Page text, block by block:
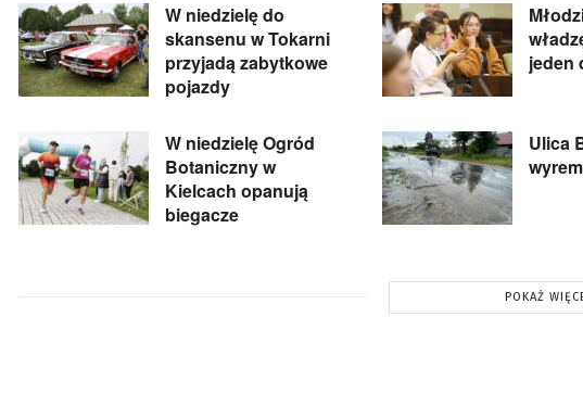
W niedzielę do
skansenu w Tokarni
przyjadą zabytkowe
pojazdy
jeden
W niedzielę Ogród
Botaniczny w
Kielcach opanują
biegacze
Ulica
POKAŻ